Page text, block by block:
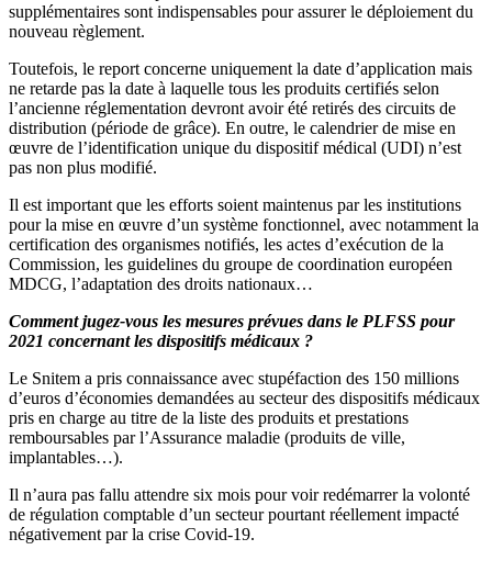
supplémentaires sont indispensables pour assurer le déploiement du
nouveau règlement.
Toutefois, le report concerne uniquement la date d’application mais
ne retarde pas la date à laquelle tous les produits certifiés selon
l’ancienne réglementation devront avoir été retirés des circuits de
distribution (période de grâce). En outre, le calendrier de mise en
œuvre de l’identification unique du dispositif médical (UDI) n’est
pas non plus modifié.
Il est important que les efforts soient maintenus par les institutions
pour la mise en œuvre d’un système fonctionnel, avec notamment la
certification des organismes notifiés, les actes d’exécution de la
Commission, les guidelines du groupe de coordination européen
MDCG, l’adaptation des droits nationaux…
Comment jugez-vous les mesures prévues dans le PLFSS pour
2021 concernant les dispositifs médicaux ?
Le Snitem a pris connaissance avec stupéfaction des 150 millions
d’euros d’économies demandées au secteur des dispositifs médicaux
pris en charge au titre de la liste des produits et prestations
remboursables par l’Assurance maladie (produits de ville,
implantables…).
Il n’aura pas fallu attendre six mois pour voir redémarrer la volonté
de régulation comptable d’un secteur pourtant réellement impacté
négativement par la crise Covid-19.